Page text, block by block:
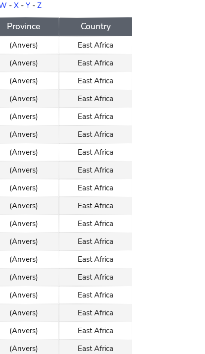
- X - Y - Z
Province Country
(Anvers)
East Africa
(Anvers)
East Africa
(Anvers)
East Africa
(Anvers)
East Africa
(Anvers)
East Africa
(Anvers)
East Africa
(Anvers)
East Africa
(Anvers)
East Africa
(Anvers)
East Africa
(Anvers)
East Africa
(Anvers)
East Africa
(Anvers)
East Africa
(Anvers)
East Africa
(Anvers)
East Africa
(Anvers)
East Africa
(Anvers)
East Africa
(Anvers)
East Africa
(Anvers)
East Africa